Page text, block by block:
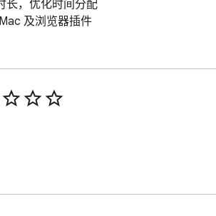
长，优化时间分配
及浏览器插件
种干扰源
献阅读心流
的终极工具